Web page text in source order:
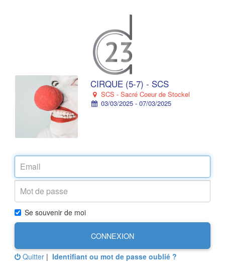
CIRQUE (5-7) - SCS
SCS - Sacré Coeur de Stockel
03/03/2025 - 07/03/2025
Se souvenir de moi
CONNEXION
Quitter | Identifiant ou mot de passe oublié ?